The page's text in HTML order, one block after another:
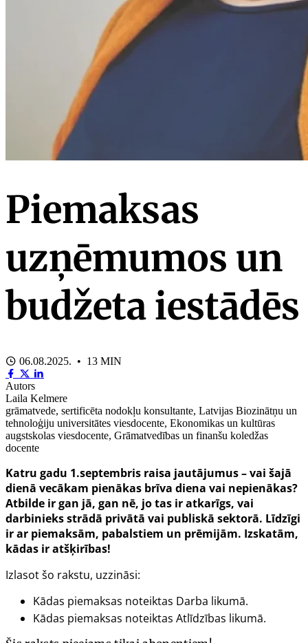
Piemaksas
uzņēmumos un
budžeta iestādēs
06.08.2025. • 13 MIN
Autors
Laila Kelmere
grāmatvede, sertificēta nodokļu konsultante, Latvijas Biozinātņu un
tehnoloģiju universitātes viesdocente, Ekonomikas un kultūras
augstskolas viesdocente, Grāmatvedības un finanšu koledžas
docente
Katru gadu 1.septembris raisa jautājumus – vai šajā
dienā vecākam pienākas brīva diena vai nepienākas?
Atbilde ir gan jā, gan nē, jo tas ir atkarīgs, vai
darbinieks strādā privātā vai publiskā sektorā. Līdzīgi
ir ar piemaksām, pabalstiem un prēmijām. Izskatām,
kādas ir atšķirības!
Izlasot šo rakstu, uzzināsi:
Kādas piemaksas noteiktas Darba likumā.
Kādas piemaksas noteiktas Atlīdzības likumā.